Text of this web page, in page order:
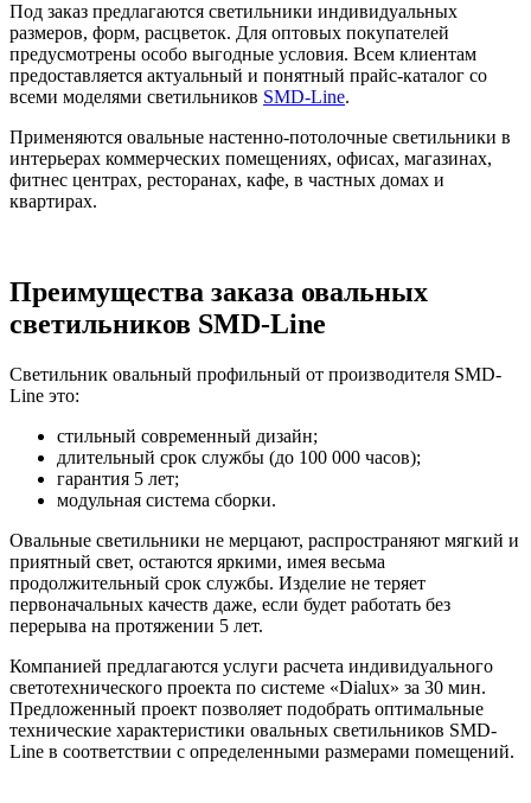
Под заказ предлагаются светильники индивидуальных
размеров, форм, расцветок. Для оптовых покупателей
предусмотрены особо выгодные условия. Всем клиентам
предоставляется актуальный и понятный прайс-каталог со
всеми моделями светильников SMD-Line.
Применяются овальные настенно-потолочные светильники в
интерьерах коммерческих помещениях, офисах, магазинах,
фитнес центрах, ресторанах, кафе, в частных домах и
квартирах.
Преимущества заказа овальных
светильников SMD-Line
Светильник овальный профильный от производителя SMD-
Line это:
стильный современный дизайн;
длительный срок службы (до 100 000 часов);
гарантия 5 лет;
модульная система сборки.
Овальные светильники не мерцают, распространяют мягкий и
приятный свет, остаются яркими, имея весьма
продолжительный срок службы. Изделие не теряет
первоначальных качеств даже, если будет работать без
перерыва на протяжении 5 лет.
Компанией предлагаются услуги расчета индивидуального
светотехнического проекта по системе «Dialux» за 30 мин.
Предложенный проект позволяет подобрать оптимальные
технические характеристики овальных светильников SMD-
Line в соответствии с определенными размерами помещений.